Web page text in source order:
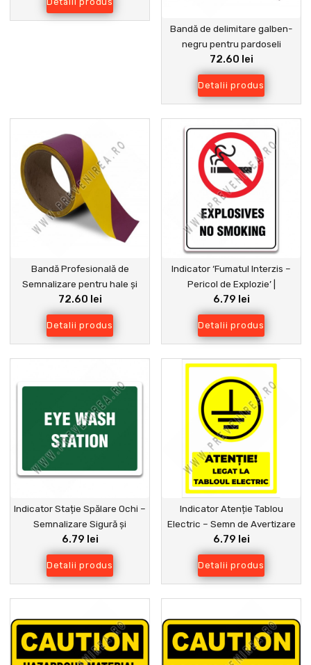
Bandă de delimitare galben-
negru pentru pardoseli
industriale – Protecție și
prevenire accidente
72.60 lei
Detalii produs
Bandă Profesională de
Semnalizare pentru hale și
Depozite
72.60 lei
Detalii produs
Indicator ‘Fumatul Interzis –
Pericol de Explozie’ |
Semnalizare Sigură pentru
Locuri cu Risc Exploziv
6.79 lei
Detalii produs
Indicator Stație Spălare Ochi –
Semnalizare Sigură și
Conformă cu Normele
6.79 lei
Detalii produs
Indicator Atenție Tablou
Electric – Semn de Avertizare
pentru Siguranță
6.79 lei
Detalii produs